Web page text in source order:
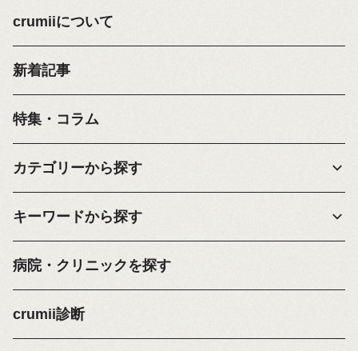
crumiiについて
新着記事
特集・コラム
カテゴリーから探す
キーワードから探す
病院・クリニックを探す
crumii診断